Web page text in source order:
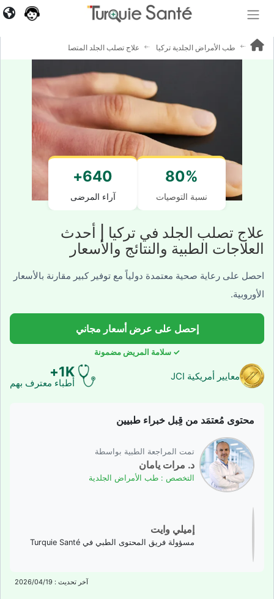
طب الأمراض الجلدية تركيا علاج تصلب الجلد المتصلب
علاج تصلب الجلد في تركيا | أحدث
العلاجات الطبية والنتائج والأسعار
احصل على رعاية صحية معتمدة دولياً مع توفير كبير مقارنة بالأسعار
الأوروبية.
إحصل على عرض أسعار مجاني
✓ سلامة المريض مضمونة
معايير أمريكية JCI 1K+
أطباء معترف بهم
محتوى مُعتمَد من قِبل خبراء طبيين
تمت المراجعة الطبية بواسطة
د. مرات يامان
التخصص : طب الأمراض الجلدية
إميلي وايت
مسؤولة فريق المحتوى الطبي في Turquie Santé
80%
نسبة التوصيات
640+
آراء المرضى
آخر تحديث : 2026/04/19